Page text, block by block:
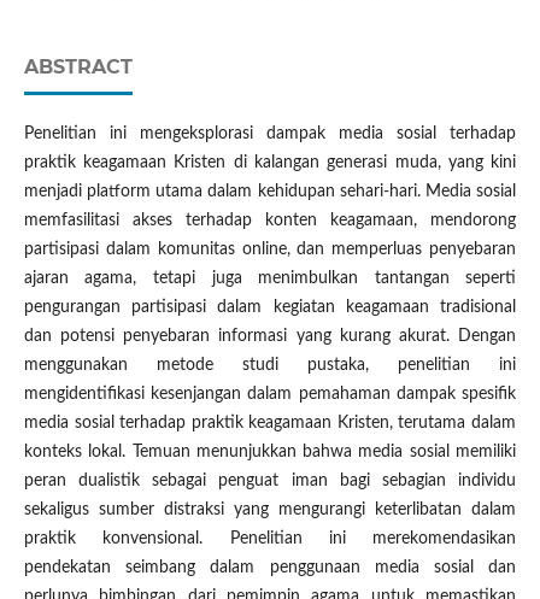
ABSTRACT
Penelitian ini mengeksplorasi dampak media sosial terhadap
praktik keagamaan Kristen di kalangan generasi muda, yang kini
menjadi platform utama dalam kehidupan sehari-hari. Media sosial
memfasilitasi akses terhadap konten keagamaan, mendorong
partisipasi dalam komunitas online, dan memperluas penyebaran
ajaran agama, tetapi juga menimbulkan tantangan seperti
pengurangan partisipasi dalam kegiatan keagamaan tradisional
dan potensi penyebaran informasi yang kurang akurat. Dengan
menggunakan metode studi pustaka, penelitian ini
mengidentifikasi kesenjangan dalam pemahaman dampak spesifik
media sosial terhadap praktik keagamaan Kristen, terutama dalam
konteks lokal. Temuan menunjukkan bahwa media sosial memiliki
peran dualistik sebagai penguat iman bagi sebagian individu
sekaligus sumber distraksi yang mengurangi keterlibatan dalam
praktik konvensional. Penelitian ini merekomendasikan
pendekatan seimbang dalam penggunaan media sosial dan